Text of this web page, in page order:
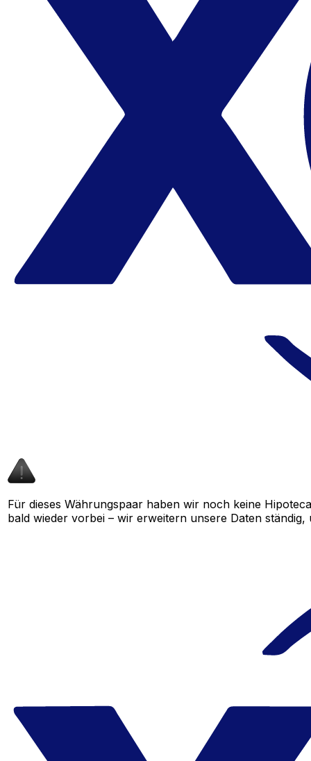
Für dieses Währungspaar haben wir noch keine
bald wieder vorbei – wir erweitern unsere Daten